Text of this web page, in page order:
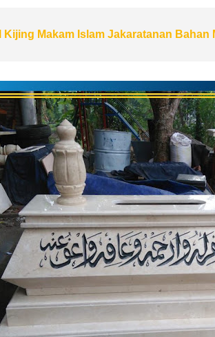
Kijing Makam Islam Jakaratanan Bahan